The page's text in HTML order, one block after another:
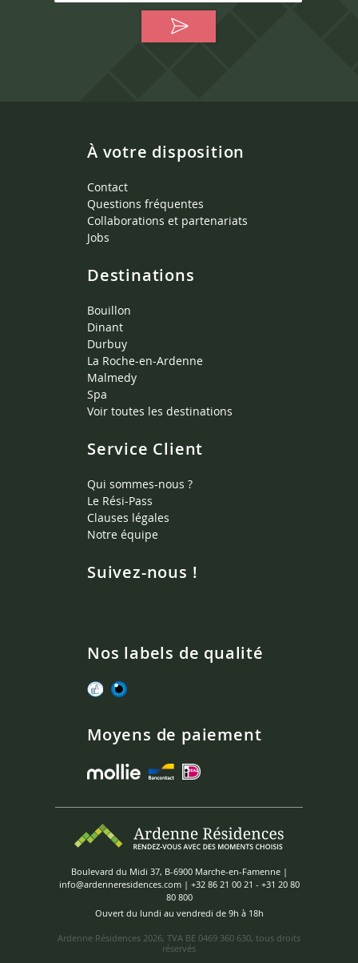
À votre disposition
Contact
Questions fréquentes
Collaborations et partenariats
Jobs
Destinations
Bouillon
Dinant
Durbuy
La Roche-en-Ardenne
Malmedy
Spa
Voir toutes les destinations
Service Client
Qui sommes-nous ?
Le Rési-Pass
Clauses légales
Notre équipe
Suivez-nous !
Nos labels de qualité
Moyens de paiement
Boulevard du Midi 37, B-6900 Marche-en-Famenne |
info@ardenneresidences.com| +32 86 21 00 21 - +31 20 80
80 800
Ouvert du lundi au vendredi de 9h à 18h
Ardenne Résidences 2026, TVA BE 0469 360 630, tous droits
réservés